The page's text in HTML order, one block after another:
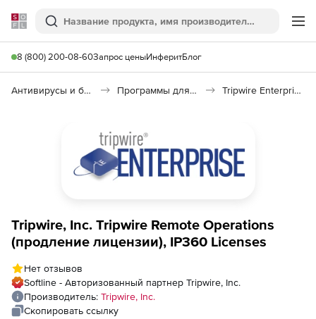
Softline
Поиск
8 (800) 200-08-60Запрос ценыИнферитБлог
Антивирусы и безопасность Программы для защиты информации Tripwire Enterprise
Tripwire, Inc. Tripwire Remote Operations
(продление лицензии), IP360 Licenses
Нет отзывов
Softline - Авторизованный партнер Tripwire, Inc.
Производитель: Tripwire, Inc.
Скопировать ссылку